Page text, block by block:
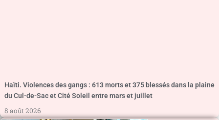
Haïti. Violences des gangs : 613 morts et 375 blessés dans la plaine
du Cul-de-Sac et Cité Soleil entre mars et juillet
8 août 2026